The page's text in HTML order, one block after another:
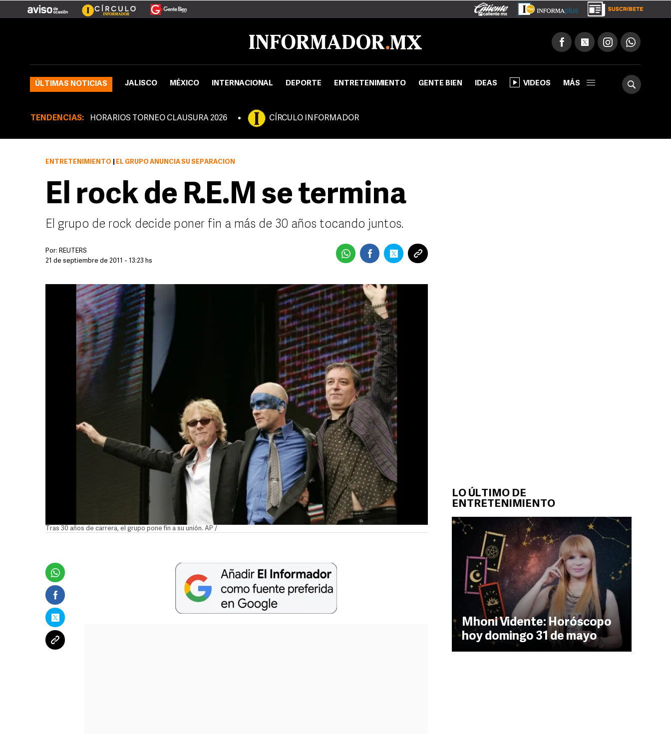
ÚLTIMAS NOTICIAS JALISCO MÉXICO INTERNACIONAL DEPORTE ENTRETENIMIENTO GENTE BIEN IDEAS VIDEOS MÁS
TENDENCIAS: HORARIOS TORNEO CLAUSURA 2026 CÍRCULO INFORMADOR
LO ÚLTIMO DE
ENTRETENIMIENTO
Mhoni Vidente: Horóscopo
hoy domingo 31 de mayo
ENTRETENIMIENTO EL GRUPO ANUNCIA SU SEPARACIÓN
El rock de R.E.M se termina
El grupo de rock decide poner fin a más de 30 años tocando juntos.
Por: REUTERS
21 de septiembre de 2011 - 13:23 hs
Tras 30 años de carrera, el grupo pone fin a su unión. AP /